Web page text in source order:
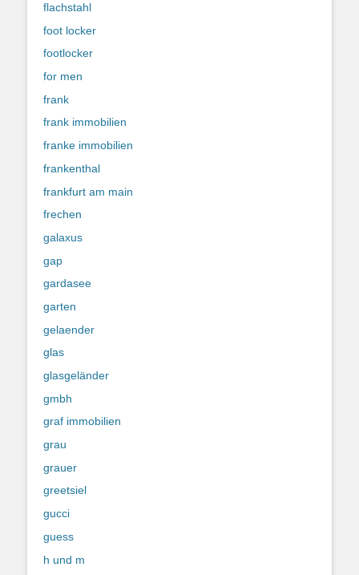
flachstahl
foot locker
footlocker
for men
frank
frank immobilien
franke immobilien
frankenthal
frankfurt am main
frechen
galaxus
gap
gardasee
garten
gelaender
glas
glasgeländer
gmbh
graf immobilien
grau
grauer
greetsiel
gucci
guess
h und m